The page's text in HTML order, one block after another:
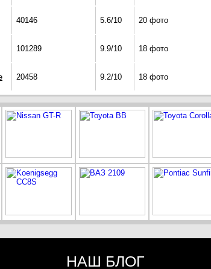
40146 5.6/10 20 фото
101289 9.9/10 18 фото
20458 9.2/10 18 фото
НАШ БЛОГ